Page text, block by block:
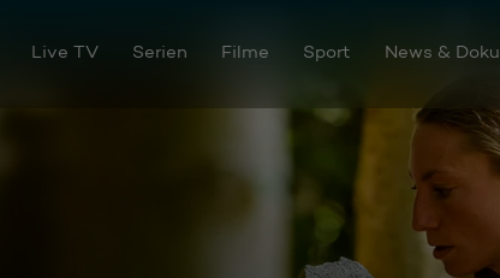
Live TV Serien Filme Sport News & Doku